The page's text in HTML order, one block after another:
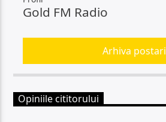
Gold FM Radio
Arhiva postari
Opiniile cititorului